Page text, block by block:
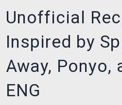
Unofficial
Inspired by
Away, Ponyo,
ENG